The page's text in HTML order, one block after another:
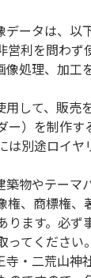
ータは、以
利を問わず
処理、加工
して、販売
ー）を制作
は別途ロイヤ
物やテーマ
、商標権、
ります。必ず
てください。
・二荒山神